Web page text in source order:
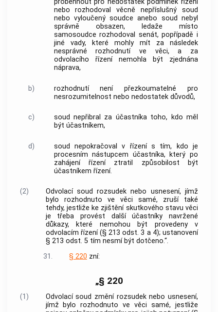
proběhnout pro nedostatek podmínek řízení
nebo rozhodoval věcně nepříslušný soud
nebo vyloučený soudce anebo soud nebyl
správně obsazen, ledaže místo
samosoudce rozhodoval senát, popřípadě i
jiné vady, které mohly mít za následek
nesprávné rozhodnutí ve věci, a za
odvolacího řízení nemohla být zjednána
náprava,
b)
rozhodnutí není přezkoumatelné pro
nesrozumitelnost nebo nedostatek důvodů,
c)
soud nepřibral za účastníka toho, kdo měl
být účastníkem,
d)
soud nepokračoval v řízení s tím, kdo je
procesním nástupcem účastníka, který po
zahájení řízení ztratil způsobilost být
účastníkem řízení.
(2)
Odvolací soud rozsudek nebo usnesení, jímž
bylo rozhodnuto ve věci samé, zruší také
tehdy, jestliže ke zjištění skutkového stavu věci
je třeba provést další účastníky navržené
důkazy, které nemohou být provedeny v
odvolacím řízení (§ 213 odst. 3 a 4); ustanovení
§ 213 odst. 5 tím nesmí být dotčeno.“.
31.
§ 220 zní:
„§ 220
(1)
Odvolací soud změní rozsudek nebo usnesení,
jímž bylo rozhodnuto ve věci samé, jestliže